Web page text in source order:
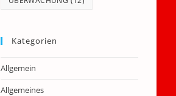
Kategorien
Allgemein
Allgemeines